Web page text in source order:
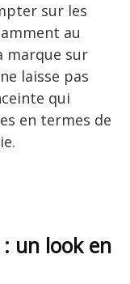
sur les
au
marque sur
laisse pas
qui
en termes de
un look en